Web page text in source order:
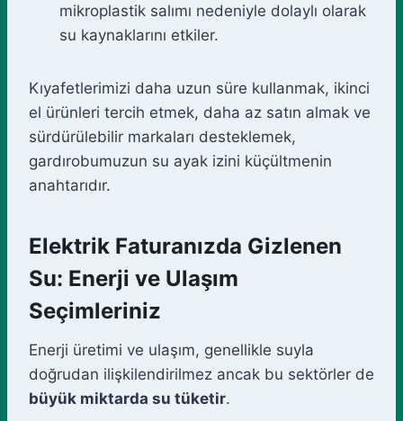
mikroplastik salımı nedeniyle dolaylı olarak
su kaynaklarını etkiler.
Kıyafetlerimizi daha uzun süre kullanmak, ikinci
el ürünleri tercih etmek, daha az satın almak ve
sürdürülebilir markaları desteklemek,
gardırobumuzun su ayak izini küçültmenin
anahtarıdır.
Elektrik Faturanızda Gizlenen
Su: Enerji ve Ulaşım
Seçimleriniz
Enerji üretimi ve ulaşım, genellikle suyla
doğrudan ilişkilendirilmez ancak bu sektörler de
büyük miktarda su tüketir.